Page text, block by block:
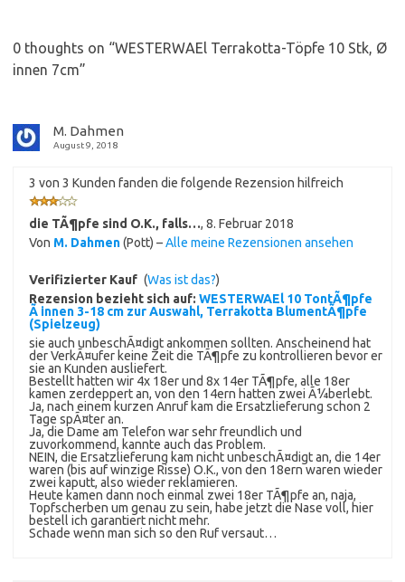
0 thoughts on “WESTERWAEl Terrakotta-Töpfe 10 Stk, Ø
innen 7cm”
M. Dahmen
August 9, 2018
3 von 3 Kunden fanden die folgende Rezension hilfreich
die TÃ¶pfe sind O.K., falls…, 8. Februar 2018
Von M. Dahmen(Pott) –Alle meine Rezensionen ansehen
Verifizierter Kauf (Was ist das?)
Rezension bezieht sich auf: WESTERWAEl 10 TontÃ¶pfe
Ã innen 3-18 cm zur Auswahl, Terrakotta BlumentÃ¶pfe
(Spielzeug)
sie auch unbeschÃ¤digt ankommen sollten. Anscheinend hat
der VerkÃ¤ufer keine Zeit die TÃ¶pfe zu kontrollieren bevor er
sie an Kunden ausliefert.
Bestellt hatten wir 4x 18er und 8x 14er TÃ¶pfe, alle 18er
kamen zerdeppert an, von den 14ern hatten zwei Ã¼berlebt.
Ja, nach einem kurzen Anruf kam die Ersatzlieferung schon 2
Tage spÃ¤ter an.
Ja, die Dame am Telefon war sehr freundlich und
zuvorkommend, kannte auch das Problem.
NEIN, die Ersatzlieferung kam nicht unbeschÃ¤digt an, die 14er
waren (bis auf winzige Risse) O.K., von den 18ern waren wieder
zwei kaputt, also wieder reklamieren.
Heute kamen dann noch einmal zwei 18er TÃ¶pfe an, naja,
Topfscherben um genau zu sein, habe jetzt die Nase voll, hier
bestell ich garantiert nicht mehr.
Schade wenn man sich so den Ruf versaut…